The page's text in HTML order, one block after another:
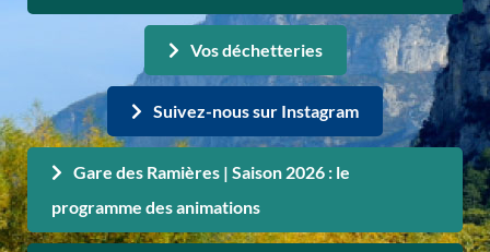
Vos déchetteries
Suivez-nous sur Instagram
Gare des Ramières | Saison 2026 : le
programme des animations